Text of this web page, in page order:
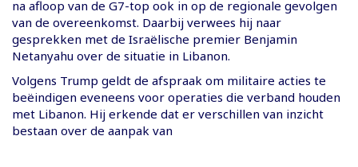
na afloop van de G7-top ook in op de regionale gevolgen
van de overeenkomst. Daarbij verwees hij naar
gesprekken met de Israëlische premier Benjamin
Netanyahu over de situatie in Libanon.
Volgens Trump geldt de afspraak om militaire acties te
beëindigen eveneens voor operaties die verband houden
met Libanon. Hij erkende dat er verschillen van inzicht
bestaan over de aanpak van